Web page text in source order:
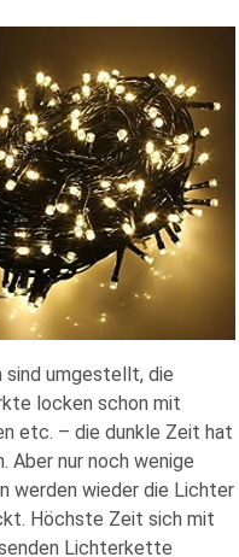
sind umgestellt, die
locken schon mit
etc. – die dunkle Zeit hat
Aber nur noch wenige
werden wieder die Lichter
Höchste Zeit sich mit
Lichterkette